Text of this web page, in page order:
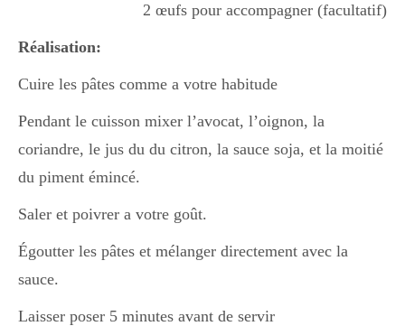
apéro
Halloween
2 œufs pour accompagner (facultatif)
Réalisation:
Cuire les pâtes comme a votre habitude
Pendant le cuisson mixer l’avocat, l’oignon, la
coriandre, le jus du du citron, la sauce soja, et la moitié
du piment émincé.
Saler et poivrer a votre goût.
Égoutter les pâtes et mélanger directement avec la
sauce.
Laisser poser 5 minutes avant de servir